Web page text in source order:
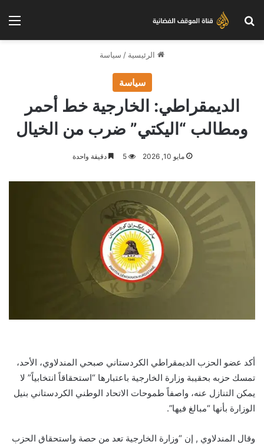
بحث عن
الرئيسية / سياسة
سياسة
الديمقراطي: الخارجية خط أحمر
ومطالب “اليكتي” ضرب من الخيال
مايو 10, 2026 5 دقيقة واحدة
أكد عضو الحزب الديمقراطي الكردستاني صبحي المندلاوي، الأحد،
تمسك حزبه بحقيبة وزارة الخارجية باعتبارها “استحقاقاً انتخابياً” لا
يمكن التنازل عنه، واصفاً طموحات الاتحاد الوطني الكردستاني بنيل
الوزارة بأنها “مبالغ فيها”.
وقال المندلاوي , إن “وزارة الخارجية تعد من حصة واستحقاق الحزب